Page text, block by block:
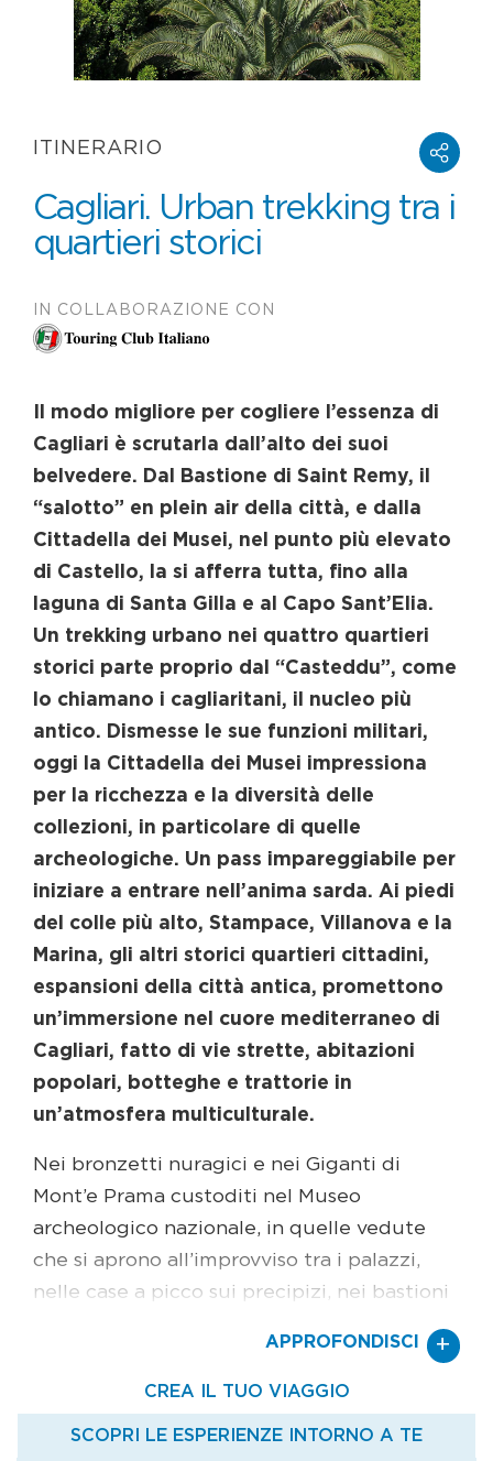
ITINERARIO
Cagliari. Urban trekking tra i
quartieri storici
IN COLLABORAZIONE CON
Il modo migliore per cogliere l’essenza di
Cagliari è scrutarla dall’alto dei suoi
belvedere. Dal Bastione di Saint Remy, il
“salotto” en plein air della città, e dalla
Cittadella dei Musei, nel punto più elevato
di Castello, la si afferra tutta, fino alla
laguna di Santa Gilla e al Capo Sant’Elia.
Un trekking urbano nei quattro quartieri
storici parte proprio dal “Casteddu”, come
lo chiamano i cagliaritani, il nucleo più
antico. Dismesse le sue funzioni militari,
oggi la Cittadella dei Musei impressiona
per la ricchezza e la diversità delle
collezioni, in particolare di quelle
archeologiche. Un pass impareggiabile per
iniziare a entrare nell’anima sarda. Ai piedi
del colle più alto, Stampace, Villanova e la
Marina, gli altri storici quartieri cittadini,
espansioni della città antica, promettono
un’immersione nel cuore mediterraneo di
Cagliari, fatto di vie strette, abitazioni
popolari, botteghe e trattorie in
un’atmosfera multiculturale.
Nei bronzetti nuragici e nei Giganti di
Mont’e Prama custoditi nel Museo
archeologico nazionale, in quelle vedute
che si aprono all’improvviso tra i palazzi,
nelle case a picco sui precipizi, nei bastioni
lucido delle saline: in tutti questi elementi
si percepisce l’anima mediterranea di
APPROFONDISCI +